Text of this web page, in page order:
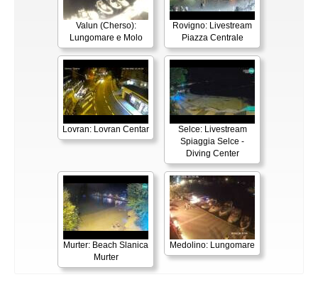
Valun (Cherso):
Lungomare e Molo
Rovigno: Livestream
Piazza Centrale
Lovran: Lovran Centar
Selce: Livestream
Spiaggia Selce -
Diving Center
Murter: Beach Slanica
Murter
Medolino: Lungomare